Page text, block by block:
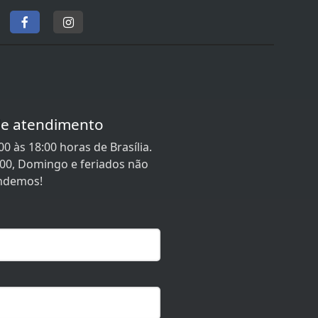
atendimento
às 18:00 horas de Brasília.
Domingo e feriados não